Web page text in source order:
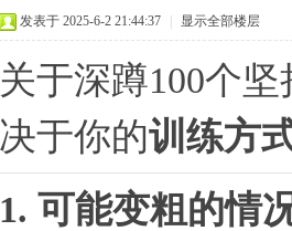
发表于 2025-6-2 21:44:37 显示全部楼层
关于深蹲100个
决于你的训练方
1. 可能变粗的情